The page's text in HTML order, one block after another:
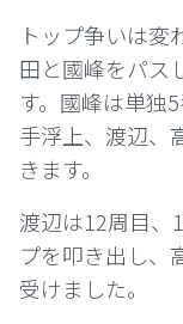
トップ争いは変
田と國峰をパス
す。國峰は単独
手浮上、渡辺、
きます。
渡辺は12周目、
プを叩き出し、
受けました。